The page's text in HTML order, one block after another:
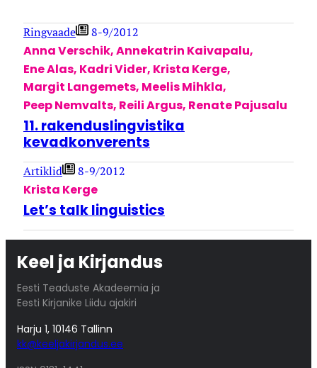
Ringvaade 8-9/2012
Anna Verschik,Annekatrin Kaivapalu,
Ene Alas, Kadri Vider, Krista Kerge,
Margit Langemets, Meelis Mihkla,
Peep Nemvalts, Reili Argus, Renate Pajusalu
11. rakenduslingvistika
kevadkonverents
Artiklid 8-9/2012
Krista Kerge
Let’s talk linguistics
Keel ja Kirjandus
Eesti Teaduste Akadeemia ja
Eesti Kirjanike Liidu ajakiri
Harju 1, 10146 Tallinn
kk@keeljakirjandus.ee